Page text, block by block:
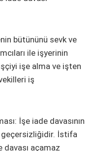
bütününü sevk ve
ile işyerinin
işe alma ve işten
iş
İşe iade davasının
geçersizliğidir. İstifa
davası açamaz